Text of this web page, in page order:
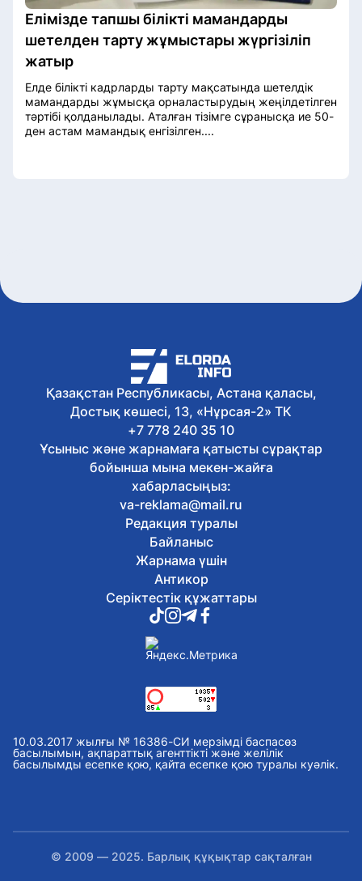
Елімізде тапшы білікті мамандарды
шетелден тарту жұмыстары жүргізіліп
жатыр
Елде білікті кадрларды тарту мақсатында шетелдік
мамандарды жұмысқа орналастырудың жеңілдетілген
тәртібі қолданылады. Аталған тізімге сұранысқа ие 50-
ден астам мамандық енгізілген....
Қазақстан Республикасы, Астана қаласы,
Достық көшесі, 13, «Нұрсая-2» ТК
+7 778 240 35 10
Ұсыныс және жарнамаға қатысты сұрақтар
бойынша мына мекен-жайға
хабарласыңыз:
va-reklama@mail.ru
Редакция туралы
Байланыс
Жарнама үшін
Антикор
Серіктестік құжаттары
10.03.2017 жылғы № 16386-СИ мерзімді баспасөз
басылымын, ақпараттық агенттікті және желілік
басылымды есепке қою, қайта есепке қою туралы куәлік.
© 2009 — 2025. Барлық құқықтар сақталған